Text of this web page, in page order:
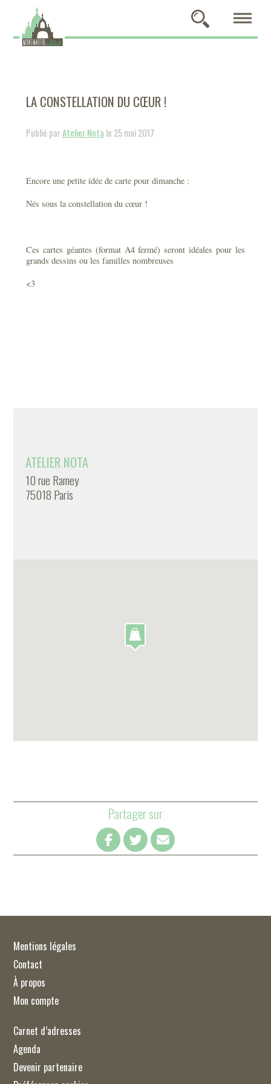
LA CONSTELLATION DU CŒUR !
Publié parAtelier Nota le 25 mai 2017
Encore une petite idée de carte pour dimanche :
Nés sous la constellation du cœur !
Ces cartes géantes (format A4 fermé) seront idéales pour les
grands dessins ou les familles nombreuses
<3
ATELIER NOTA
10 rue Ramey
75018 Paris
Partager sur
Mentions légales
Contact
À propos
Mon compte
Carnet d’adresses
Agenda
Devenir partenaire